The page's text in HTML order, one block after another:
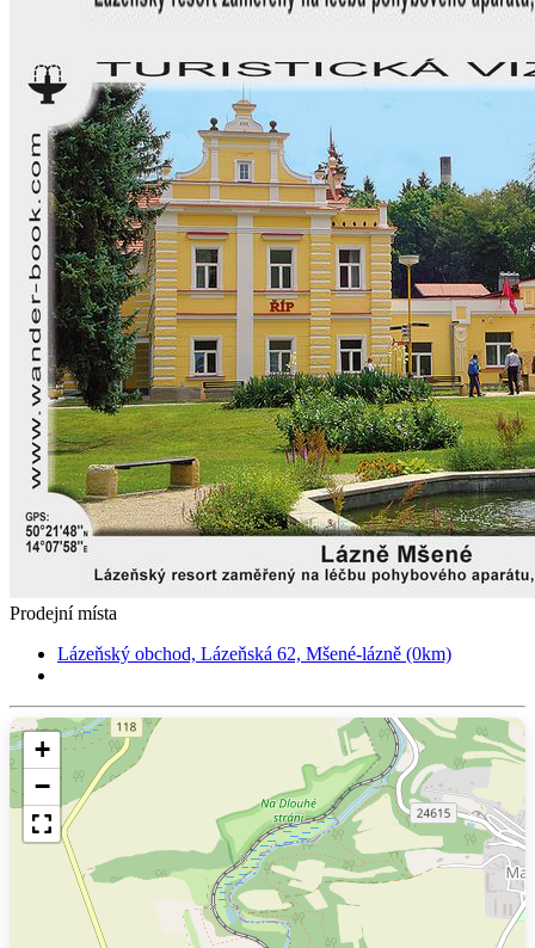
Prodejní místa
Lázeňský obchod, Lázeňská 62, Mšené-lázně (0km)
+
−